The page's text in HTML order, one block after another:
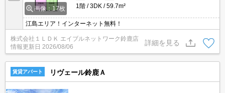
画像：17枚
1階
3DK 59.7m²
江島エリア！インターネット無料！
株式会社１ＬＤＫ エイブルネットワーク鈴鹿店
情報更新日 2026/08/06
詳細を見る
賃貸アパート リヴェール鈴鹿Ａ